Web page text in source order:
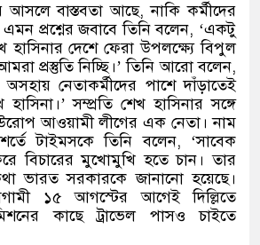
আসলে বাস্তবতা আছে,নাকি কর্মীদের
প্রশ্নের জবাবে তিনি বলেন, ‘একটু
দেশে ফেরা উপলক্ষ্যে বিপুল
প্রস্তুতি নিচ্ছি।’তিনি আরো বলেন,
নেতাকর্মীদের পাশে দাঁড়াতেই
সম্প্রতি শেখ হাসিনার সঙ্গে
আওয়ামী লীগের এক নেতা। নাম
টাইমসকে তিনি বলেন, ‘সাবেক
বিচারের মুখোমুখি হতে চান। তার
ভারত সরকারকে জানানো হয়েছে।
১৫ আগস্টের আগেই দিল্লিতে
কাছে ট্রাভেল পাসও চাইতে